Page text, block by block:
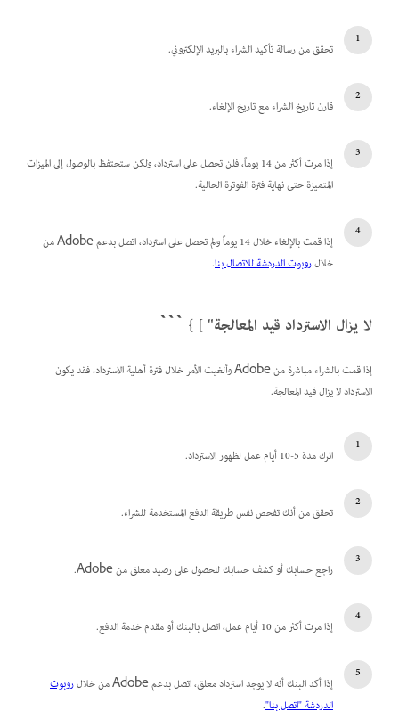
تحقق من رسالة تأكيد الشراء بالبريد الإلكتروني.
قارن تاريخ الشراء مع تاريخ الإلغاء.
إذا مرت أكثر من 14 يوماً، فلن تحصل على استرداد، ولكن ستحتفظ بالوصول إلى الميزات
المتميزة حتى نهاية فترة الفوترة الحالية.
إذا قمت بالإلغاء خلال 14 يوماً ولم تحصل على استرداد، اتصل بدعم Adobe من
خلالروبوت الدردشة للاتصال بنا.
لا يزال الاسترداد قيد المعالجة" ] } ```
إذا قمت بالشراء مباشرة من Adobe وألغيت الأمر خلال فترة أهلية الاسترداد، فقد يكون
الاسترداد لا يزال قيد المعالجة.
اترك مدة 5-10 أيام عمل لظهور الاسترداد.
تحقق من أنك تفحص نفس طريقة الدفع المستخدمة للشراء.
راجع حسابك أو كشف حسابك للحصول على رصيد معلق من Adobe.
إذا مرت أكثر من 10 أيام عمل، اتصل بالبنك أو مقدم خدمة الدفع.
إذا أكد البنك أنه لا يوجد استرداد معلق، اتصل بدعم Adobe من خلال
روبوت
الدردشة "اتصل بنا".